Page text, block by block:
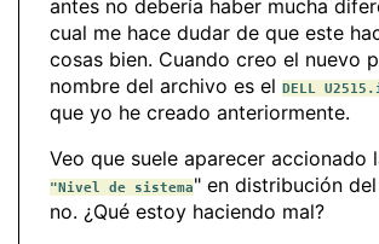
antes no debería haber mucha
cual me hace dudar de que este
cosas bien. Cuando creo el nuevo
nombre del archivo es el DELL
que yo he creado anteriormente.
Veo que suele aparecer accionado
"Nivel de sistema" en distribución
no. ¿Qué estoy haciendo mal?